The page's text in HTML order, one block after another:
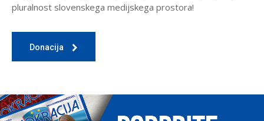
pluralnost slovenskega medijskega prostora!
Donacija